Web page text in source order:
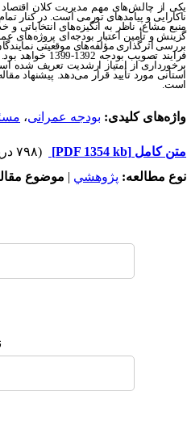
یکی از چالش‌های مهم مدیریت کلان اقتصاد
ناکارایی و پیامدهای تورمی است. در کنار
منبع مشاع، ناظر به انگیزه‌های
گزینش و تأمین اعتبار بودجه ای پروژههای
فرایند
برخورداری از امتیاز ارشدیت تعریف شده
استانی مورد تأیید قرار می‌دهد. پیشنهاد
است.
واژه‌های کلیدی: بودجه عمرانی،
متن کامل [PDF 1354 kb]
(۷۹۸ دریافت)
نوع مطالعه: پژوهشي | موضوع